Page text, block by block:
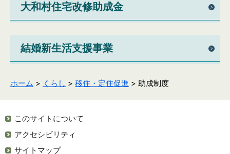
大和村住宅改修助成金
結婚新生活支援事業
ホーム > くらし > 移住・定住促進 > 助成制度
このサイトについて
アクセシビリティ
サイトマップ